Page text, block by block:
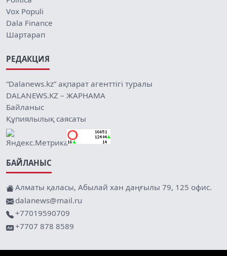
Vox Populi
Dala Finance
Шартарап
РЕДАКЦИЯ
“Dalanews.kz” ақпарат агенттігі туралы
DALANEWS.KZ – ЖАРНАМА
Байланыс
Құпиялылық саясаты
БАЙЛАНЫС
Алматы қаласы, Абылай хан даңғылы 79, 125 офис.
dalanews@mail.ru
+77019590709
+7707 878 8589